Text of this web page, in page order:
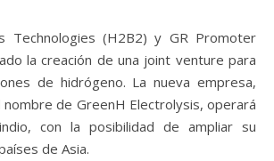
la creación de una joint venture para
de hidrógeno. La nueva empresa,
nombre de GreenH Electrolysis, operará
con la posibilidad de ampliar su
de Asia.